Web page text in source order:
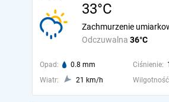
33°C
Odczuwalna 36°C
Zachmurzenie
Opad: 0.8 mm Ciśnienie:
Wiatr:
21 km/h